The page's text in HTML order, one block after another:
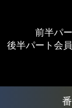
前半パ
後半パート会